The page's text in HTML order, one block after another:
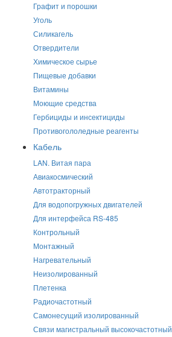
Графит и порошки
Уголь
Силикагель
Отвердители
Химическое сырье
Пищевые добавки
Витамины
Моющие средства
Гербициды и инсектициды
Противогололедные реагенты
Кабель
LAN. Витая пара
Авиакосмический
Автотракторный
Для водопогружных двигателей
Для интерфейса RS-485
Контрольный
Монтажный
Нагревательный
Неизолированный
Плетенка
Радиочастотный
Самонесущий изолированный
Связи магистральный высокочастотный